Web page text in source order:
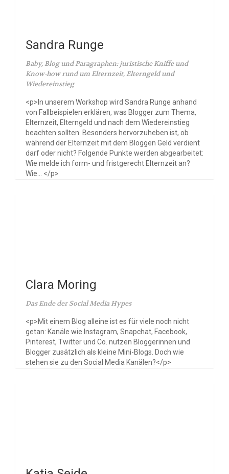
Sandra Runge
Baby, Blog und Paragraphen: juristische Kniffe und
Know-how rund um Elternzeit, Elterngeld und
Wiedereinstieg
<p>In unserem Workshop wird Sandra Runge anhand
von Fallbeispielen erklären, was Blogger zum Thema,
Elternzeit, Elterngeld und nach dem Wiedereinstieg
beachten sollten. Besonders hervorzuheben ist, ob
während der Elternzeit mit dem Bloggen Geld verdient
darf oder nicht? Folgende Punkte werden abgearbeitet:
Wie melde ich form- und fristgerecht Elternzeit an?
Wie... </p>
Clara Moring
Das Ende der Social Media Hypes
<p>Mit einem Blog alleine ist es für viele noch nicht
getan: Kanäle wie Instagram, Snapchat, Facebook,
Pinterest, Twitter und Co. nutzen Bloggerinnen und
Blogger zusätzlich als kleine Mini-Blogs. Doch wie
stehen sie zu den Social Media Kanälen?</p>